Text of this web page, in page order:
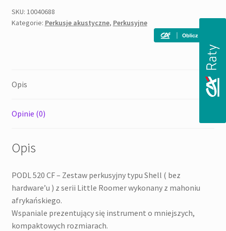
CERULEAN
FROST
SKU: 10040688
Kategorie: Perkusje akustyczne, Perkusyjne
Opis
Opinie (0)
Opis
PODL 520 CF – Zestaw perkusyjny typu Shell ( bez
hardware’u ) z serii Little Roomer wykonany z mahoniu
afrykańskiego.
Wspaniale prezentujący się instrument o mniejszych,
kompaktowych rozmiarach.